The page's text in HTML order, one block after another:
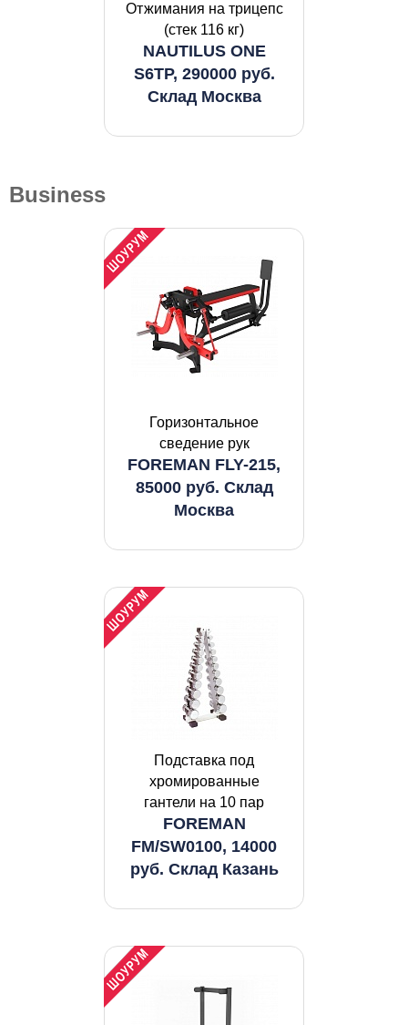
Отжимания на трицепс
(стек 116 кг)
NAUTILUS ONE
S6TP, 290000 руб.
Склад Москва
Business
Горизонтальное
сведение рук
FOREMAN FLY-215,
85000 руб. Склад
Москва
Подставка под
хромированные
гантели на 10 пар
FOREMAN
FM/SW0100, 14000
руб. Склад Казань